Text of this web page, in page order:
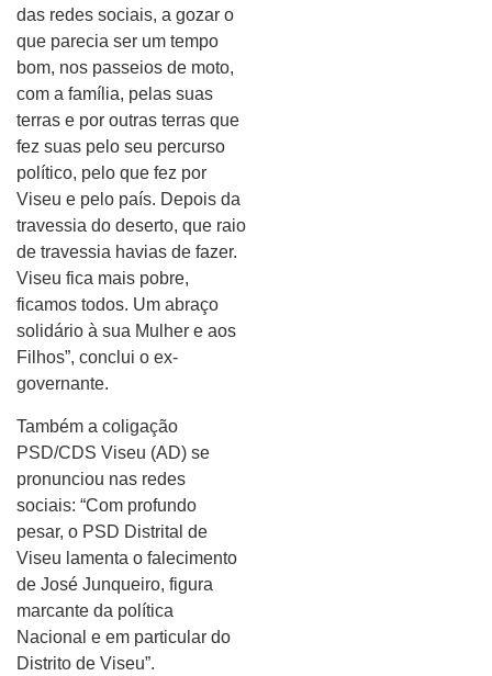
das redes sociais, a gozar o
que parecia ser um tempo
bom, nos passeios de moto,
com a família, pelas suas
terras e por outras terras que
fez suas pelo seu percurso
político, pelo que fez por
Viseu e pelo país. Depois da
travessia do deserto, que raio
de travessia havias de fazer.
Viseu fica mais pobre,
ficamos todos. Um abraço
solidário à sua Mulher e aos
Filhos”, conclui o ex-
governante.
Também a coligação
PSD/CDS Viseu (AD) se
pronunciou nas redes
sociais: “Com profundo
pesar, o PSD Distrital de
Viseu lamenta o falecimento
de José Junqueiro, figura
marcante da política
Nacional e em particular do
Distrito de Viseu”.